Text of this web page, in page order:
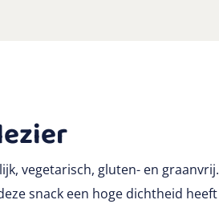
vegetarisch, gluten- en graanvrij.
snack een hoge dichtheid heeft